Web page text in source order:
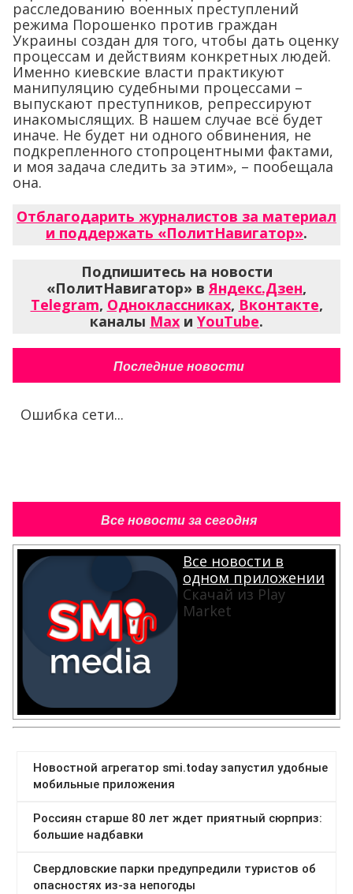
расследованию военных преступлений
режима Порошенко против граждан
Украины создан для того, чтобы дать оценку
процессам и действиям конкретных людей.
Именно киевские власти практикуют
манипуляцию судебными процессами –
выпускают преступников, репрессируют
инакомыслящих. В нашем случае всё будет
иначе. Не будет ни одного обвинения, не
подкрепленного стопроцентными фактами,
и моя задача следить за этим», – пообещала
она.
Отблагодарить журналистов за материал
и поддержать «ПолитНавигатор».
Подпишитесь на новости
«ПолитНавигатор» вЯндекс.Дзен,
Telegram, Одноклассниках, Вконтакте,
каналы Max и YouTube.
Последние новости
Ошибка сети...
Все новости за сегодня
Все новости в
одном приложении
Скачай из Play
Market